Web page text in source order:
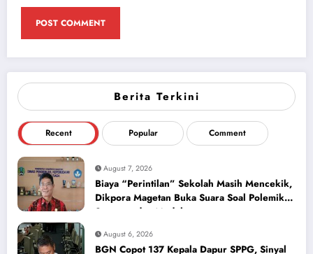
Berita Terkini
Recent Popular Comment
August 7, 2026
Biaya “Perintilan” Sekolah Masih Mencekik,
Dikpora Magetan Buka Suara Soal Polemik
Seragam dan Modul
August 6, 2026
BGN Copot 137 Kepala Dapur SPPG, Sinyal